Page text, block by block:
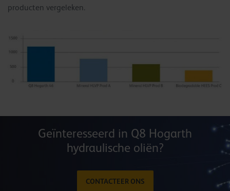
producten vergeleken.
Geïnteresseerd in Q8 Hogarth
hydraulische oliën?
CONTACTEER ONS